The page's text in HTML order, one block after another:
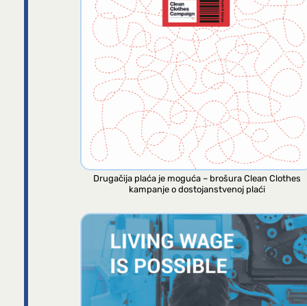
Drugačija plaća je moguća – brošura Clean Clothes
kampanje o dostojanstvenoj plaći